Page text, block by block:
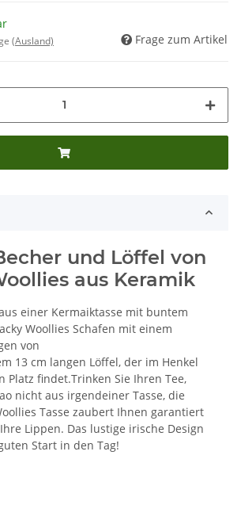
(Ausland) Frage zum Artikel
und Löffel von
aus Keramik
einer Kermaiktasse mit buntem
Woollies Schafen mit einem
von
13 cm langen Löffel, der im Henkel
Platz findet.Trinken Sie Ihren Tee,
nicht aus irgendeiner Tasse, die
Tasse zaubert Ihnen garantiert
Lippen. Das lustige irische Design
Start in den Tag!